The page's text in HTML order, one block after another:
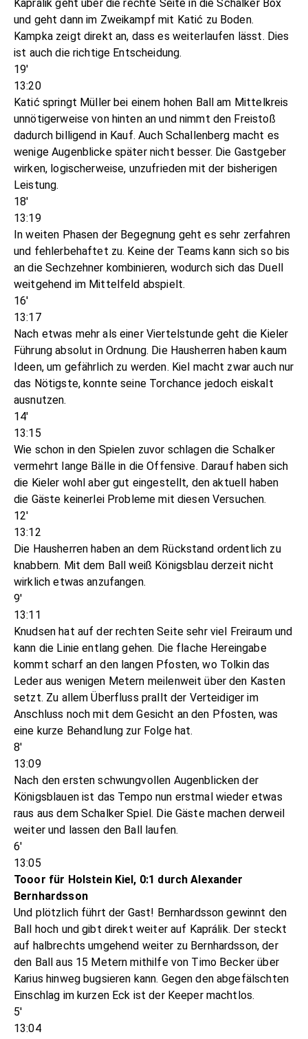
Kaprálik geht über die rechte Seite in die Schalker Box
und geht dann im Zweikampf mit Katić zu Boden.
Kampka zeigt direkt an, dass es weiterlaufen lässt. Dies
ist auch die richtige Entscheidung.
19'
13:20
Katić springt Müller bei einem hohen Ball am Mittelkreis
unnötigerweise von hinten an und nimmt den Freistoß
dadurch billigend in Kauf. Auch Schallenberg macht es
wenige Augenblicke später nicht besser. Die Gastgeber
wirken, logischerweise, unzufrieden mit der bisherigen
Leistung.
18'
13:19
In weiten Phasen der Begegnung geht es sehr zerfahren
und fehlerbehaftet zu. Keine der Teams kann sich so bis
an die Sechzehner kombinieren, wodurch sich das Duell
weitgehend im Mittelfeld abspielt.
16'
13:17
Nach etwas mehr als einer Viertelstunde geht die Kieler
Führung absolut in Ordnung. Die Hausherren haben kaum
Ideen, um gefährlich zu werden. Kiel macht zwar auch nur
das Nötigste, konnte seine Torchance jedoch eiskalt
ausnutzen.
14'
13:15
Wie schon in den Spielen zuvor schlagen die Schalker
vermehrt lange Bälle in die Offensive. Darauf haben sich
die Kieler wohl aber gut eingestellt, den aktuell haben
die Gäste keinerlei Probleme mit diesen Versuchen.
12'
13:12
Die Hausherren haben an dem Rückstand ordentlich zu
knabbern. Mit dem Ball weiß Königsblau derzeit nicht
wirklich etwas anzufangen.
9'
13:11
Knudsen hat auf der rechten Seite sehr viel Freiraum und
kann die Linie entlang gehen. Die flache Hereingabe
kommt scharf an den langen Pfosten, wo Tolkin das
Leder aus wenigen Metern meilenweit über den Kasten
setzt. Zu allem Überfluss prallt der Verteidiger im
Anschluss noch mit dem Gesicht an den Pfosten, was
eine kurze Behandlung zur Folge hat.
8'
13:09
Nach den ersten schwungvollen Augenblicken der
Königsblauen ist das Tempo nun erstmal wieder etwas
raus aus dem Schalker Spiel. Die Gäste machen derweil
weiter und lassen den Ball laufen.
6'
13:05
Tooor für Holstein Kiel, 0:1 durch Alexander
Bernhardsson
Und plötzlich führt der Gast! Bernhardsson gewinnt den
Ball hoch und gibt direkt weiter auf Kaprálik. Der steckt
auf halbrechts umgehend weiter zu Bernhardsson, der
den Ball aus 15 Metern mithilfe von Timo Becker über
Karius hinweg bugsieren kann. Gegen den abgefälschten
Einschlag im kurzen Eck ist der Keeper machtlos.
5'
13:04